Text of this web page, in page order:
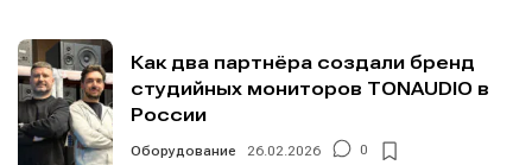
Как два партнёра создали бренд
студийных мониторов TONAUDIO в
России
Оборудование 26.02.2026 0